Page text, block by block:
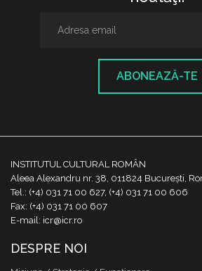
ABONEAZĂ-TE
INSTITUTUL CULTURAL ROMÂN
Aleea Alexandru nr. 38, 011824 București,
Tel.: (+4) 031 71 00 627, (+4) 031 71 00 606
Fax: (+4) 031 71 00 607
E-mail: icr@icr.ro
DESPRE NOI